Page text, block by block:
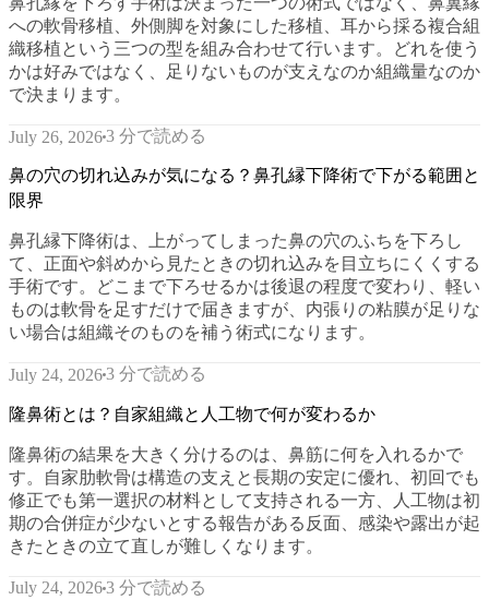
への軟骨移植、外側脚を対象にした移植、耳から採る複合組
織移植という三つの型を組み合わせて行います。どれを使う
かは好みではなく、足りないものが支えなのか組織量なのか
で決まります。
July 26, 20263 分で読める
鼻の穴の切れ込みが気になる？鼻孔縁下降術で下がる範囲と
限界
鼻孔縁下降術は、上がってしまった鼻の穴のふちを下ろし
て、正面や斜めから見たときの切れ込みを目立ちにくくする
手術です。どこまで下ろせるかは後退の程度で変わり、軽い
ものは軟骨を足すだけで届きますが、内張りの粘膜が足りな
い場合は組織そのものを補う術式になります。
July 24, 20263 分で読める
隆鼻術とは？自家組織と人工物で何が変わるか
隆鼻術の結果を大きく分けるのは、鼻筋に何を入れるかで
す。自家肋軟骨は構造の支えと長期の安定に優れ、初回でも
修正でも第一選択の材料として支持される一方、人工物は初
期の合併症が少ないとする報告がある反面、感染や露出が起
きたときの立て直しが難しくなります。
July 24, 20263 分で読める